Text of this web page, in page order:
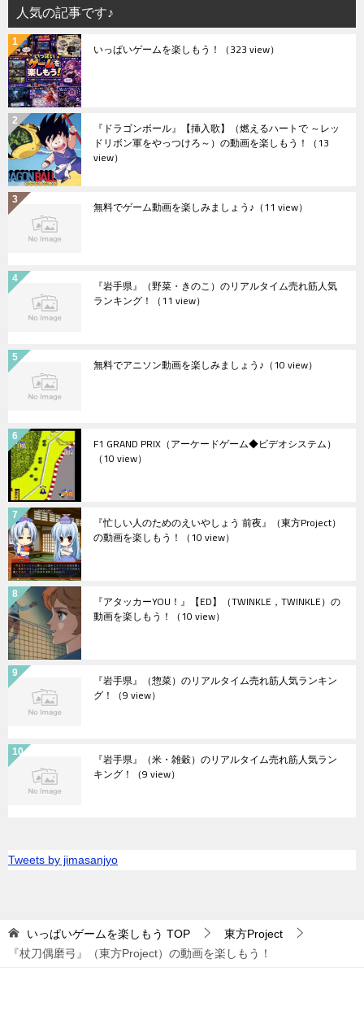
人気の記事です♪
いっぱいゲームを楽しもう！ （323 view）
『ドラゴンボール』【挿入歌】（燃えるハートで ～レッ
ドリボン軍をやっつけろ～）の動画を楽しもう！ （13
view）
無料でゲーム動画を楽しみましょう♪ （11 view）
『岩手県』（野菜・きのこ）のリアルタイム売れ筋人気
ランキング！ （11 view）
無料でアニソン動画を楽しみましょう♪ （10 view）
F1 GRAND PRIX（アーケードゲーム◆ビデオシステム）
（10 view）
『忙しい人のためのえいやしょう 前夜』（東方Project）
の動画を楽しもう！ （10 view）
『アタッカーYOU！』【ED】（TWINKLE，TWINKLE）の
動画を楽しもう！ （10 view）
『岩手県』（惣菜）のリアルタイム売れ筋人気ランキン
グ！ （9 view）
『岩手県』（米・雑穀）のリアルタイム売れ筋人気ラン
キング！ （9 view）
Tweets by jimasanjyo
いっぱいゲームを楽しもう TOP
東方Project
『杖刀偶磨弓』（東方Project）の動画を楽しもう！